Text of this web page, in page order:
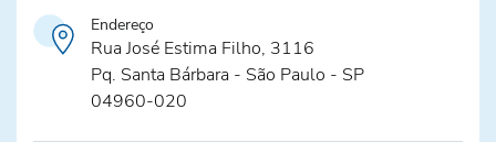
Endereço
Rua José Estima Filho, 3116
Pq. Santa Bárbara - São Paulo - SP
04960-020